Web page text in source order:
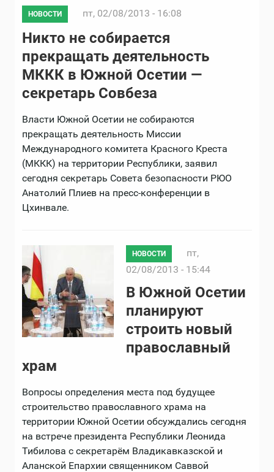
НОВОСТИ пт, 02/08/2013 - 16:08
Никто не собирается
прекращать деятельность
МККК в Южной Осетии —
секретарь Совбеза
Власти Южной Осетии не собираются
прекращать деятельность Миссии
Международного комитета Красного Креста
(МККК) на территории Республики, заявил
сегодня секретарь Совета безопасности РЮО
Анатолий Плиев на пресс-конференции в
Цхинвале.
НОВОСТИ
пт,
02/08/2013 - 15:44
В Южной Осетии
планируют
строить новый
православный
храм
Вопросы определения места под будущее
строительство православного храма на
территории Южной Осетии обсуждались сегодня
на встрече президента Республики Леонида
Тибилова с секретарём Владикавказской и
Аланской Епархии священником Саввой